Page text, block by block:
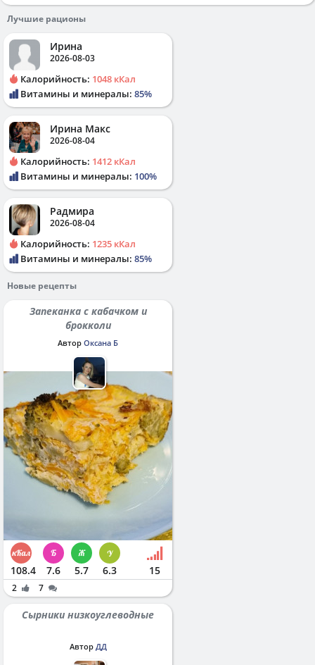
Лучшие рационы
Ирина
2026-08-03
Калорийность: 1048 кКал
Витамины и минералы: 85%
Ирина Макс
2026-08-04
Калорийность: 1412 кКал
Витамины и минералы: 100%
Радмира
2026-08-04
Калорийность: 1235 кКал
Витамины и минералы: 85%
Новые рецепты
Запеканка с кабачком и
брокколи
Автор Оксана Б
108.4 7.6 5.7 6.3 15
2 7
Сырники низкоуглеводные
Автор ДД